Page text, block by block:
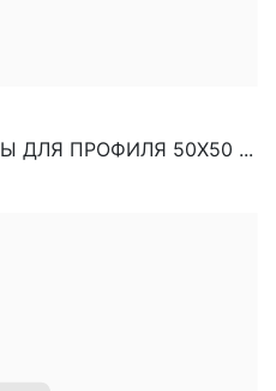
ДЛЯ ПРОФИЛЯ 50Х50 ...